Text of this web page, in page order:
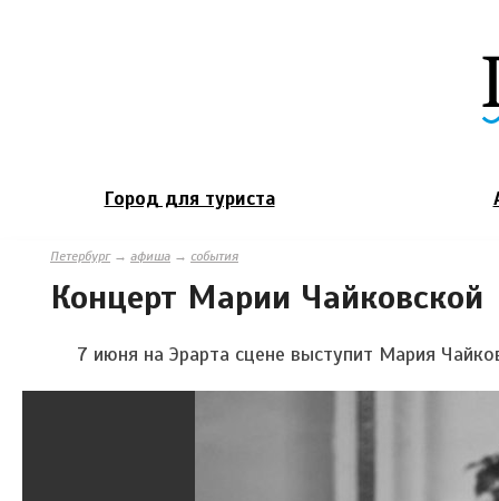
Город для туриста
Петербург→ афиша → события
Концерт Марии Чайковской
7 июня на Эрарта сцене выступит Мария